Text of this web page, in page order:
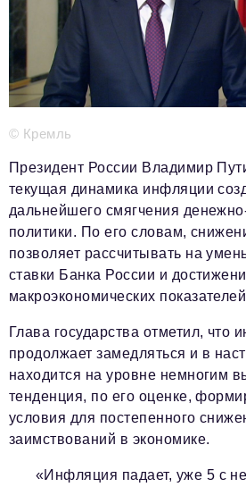
Телефон редакции:+7 495 727-01-67
Электронные почты редакции:
Информационный отдел
info@business-magazine.online
reklama@business-magazine.online
Отдел распространения/
podpiska@business-magazine.online
Отдел по работе с партнерами
partner@business-magazine.online
© Кремль
Президент России Владимир
текущая динамика инфляции
дальнейшего смягчения
политики. По его словам,
позволяет рассчитывать на
ставки Банка России и
макроэкономических
Глава государства отметил, что
продолжает замедляться и в
находится на уровне немногим
тенденция, по его оценке,
условия для постепенного
заимствований в экономике.
«Инфляция падает, уже 5 с